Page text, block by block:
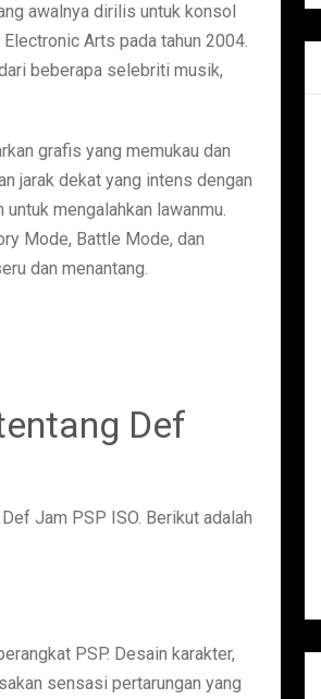
awalnya dirilis untuk konsol
Arts pada tahun 2004.
beberapa selebriti musik,
grafis yang memukau dan
jarak dekat yang intens dengan
mengalahkan lawanmu.
Mode, Battle Mode, dan
dan menantang.
Def
Jam PSP ISO. Berikut adalah
PSP. Desain karakter,
sensasi pertarungan yang